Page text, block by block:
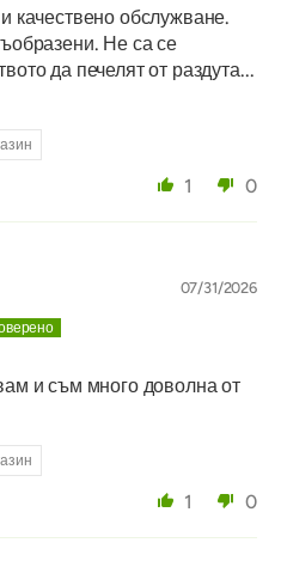
качествено обслужване.
Не са се
да печелят от раздута...
1 0
07/31/2026
и съм много доволна от
1 0